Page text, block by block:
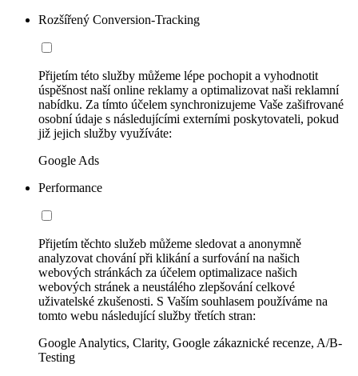
Rozšířený Conversion-Tracking
Přijetím této služby můžeme lépe pochopit a vyhodnotit
úspěšnost naší online reklamy a optimalizovat naši reklamní
nabídku. Za tímto účelem synchronizujeme Vaše zašifrované
osobní údaje s následujícími externími poskytovateli, pokud
již jejich služby využíváte:
Google Ads
Performance
Přijetím těchto služeb můžeme sledovat a anonymně
analyzovat chování při klikání a surfování na našich
webových stránkách za účelem optimalizace našich
webových stránek a neustálého zlepšování celkové
uživatelské zkušenosti. S Vaším souhlasem používáme na
tomto webu následující služby třetích stran:
Google Analytics, Clarity, Google zákaznické recenze, A/B-
Testing